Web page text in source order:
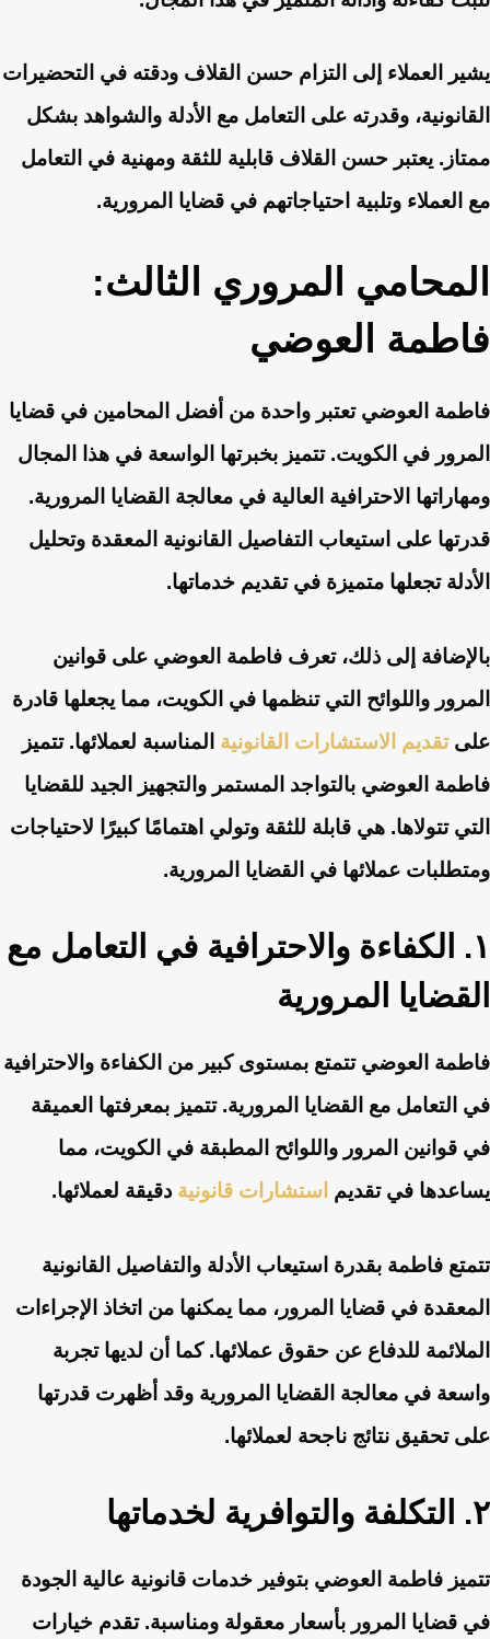
يشير العملاء إلى التزام حسن القلاف ودقته في التحضيرات
القانونية، وقدرته على التعامل مع الأدلة والشواهد بشكل
ممتاز. يعتبر حسن القلاف قابلية للثقة ومهنية في التعامل
مع العملاء وتلبية احتياجاتهم في قضايا المرورية.
المحامي المروري الثالث:
فاطمة العوضي
فاطمة العوضي تعتبر واحدة من أفضل المحامين في قضايا
المرور في الكويت. تتميز بخبرتها الواسعة في هذا المجال
ومهاراتها الاحترافية العالية في معالجة القضايا المرورية.
قدرتها على استيعاب التفاصيل القانونية المعقدة وتحليل
الأدلة تجعلها متميزة في تقديم خدماتها.
بالإضافة إلى ذلك، تعرف فاطمة العوضي على قوانين
المرور واللوائح التي تنظمها في الكويت، مما يجعلها قادرة
علىتقديم الاستشارات القانونية المناسبة لعملائها. تتميز
فاطمة العوضي بالتواجد المستمر والتجهيز الجيد للقضايا
التي تتولاها. هي قابلة للثقة وتولي اهتمامًا كبيرًا لاحتياجات
ومتطلبات عملائها في القضايا المرورية.
١. الكفاءة والاحترافية في التعامل مع
القضايا المرورية
فاطمة العوضي تتمتع بمستوى كبير من الكفاءة والاحترافية
في التعامل مع القضايا المرورية. تتميز بمعرفتها العميقة
في قوانين المرور واللوائح المطبقة في الكويت، مما
يساعدها في تقديم استشارات قانونية دقيقة لعملائها.
تتمتع فاطمة بقدرة استيعاب الأدلة والتفاصيل القانونية
المعقدة في قضايا المرور، مما يمكنها من اتخاذ الإجراءات
الملائمة للدفاع عن حقوق عملائها. كما أن لديها تجربة
واسعة في معالجة القضايا المرورية وقد أظهرت قدرتها
على تحقيق نتائج ناجحة لعملائها.
٢. التكلفة والتوافرية لخدماتها
تتميز فاطمة العوضي بتوفير خدمات قانونية عالية الجودة
في قضايا المرور بأسعار معقولة ومناسبة. تقدم خيارات